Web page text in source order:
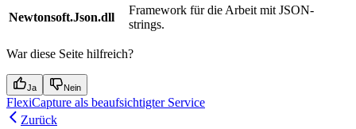
Newtonsoft.Json.dll
Framework für die Arbeit mit JSON-
strings.
War diese Seite hilfreich?
Ja Nein
FlexiCapture als beaufsichtigter Service
Zurück